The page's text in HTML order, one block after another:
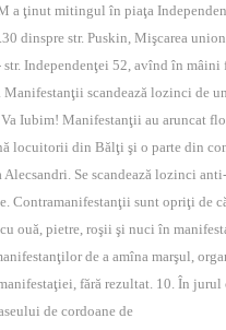
a ţinut mitingul în piaţa
dinspre str. Puskin, Mişcarea
Independenţei 52, avînd în
Manifestanţii scandează lozinci de
Iubim! Manifestanţii au aruncat
locuitorii din Bălţi şi o parte din
Alecsandri. Se scandează lozinci
Contramanifestanţii sunt opriţi de
ouă, pietre, roşii şi nuci în
de a amîna marşul,
fără rezultat. 10. În
de cordoane de